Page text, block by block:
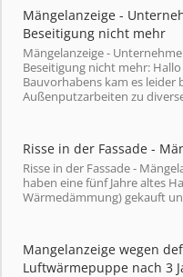
Mängelanzeige -
Beseitigung nicht mehr
Mängelanzeige -
Beseitigung nicht mehr:
Bauvorhabens kam es leider
Außenputzarbeiten zu
Risse in der Fassade -
Risse in der Fassade -
haben eine fünf Jahre altes
Wärmedämmung) gekauft
Mangelanzeige wegen
Luftwärmepuppe nach 3